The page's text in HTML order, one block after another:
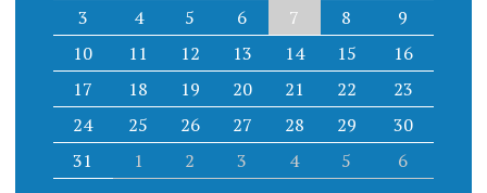
3
4 5 6 7 8
9
10
11 12 13 14 15
16
17
18 19 20 21 22
23
24
25 26 27 28 29
30
31
1 2 3 4 5 6